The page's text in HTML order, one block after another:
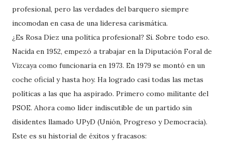
profesional, pero las verdades del barquero siempre
incomodan en casa de una lideresa carismática.
¿Es Rosa Díez una política profesional? Sí. Sobre todo eso.
Nacida en 1952, empezó a trabajar en la Diputación Foral de
Vizcaya como funcionaria en 1973. En 1979 se montó en un
coche oficial y hasta hoy. Ha logrado casi todas las metas
políticas a las que ha aspirado. Primero como militante del
PSOE. Ahora como líder indiscutible de un partido sin
disidentes llamado UPyD (Unión, Progreso y Democracia).
Este es su historial de éxitos y fracasos: